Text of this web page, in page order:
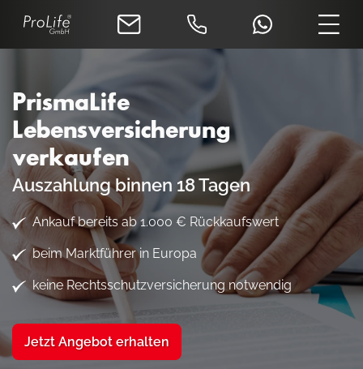
PrismaLife
Lebensversicherung
verkaufen
Auszahlung binnen 18 Tagen
Ankauf bereits ab 1.000 € Rückkaufswert
beim Marktführer in Europa
keine Rechtsschutzversicherung notwendig
Jetzt Angebot erhalten